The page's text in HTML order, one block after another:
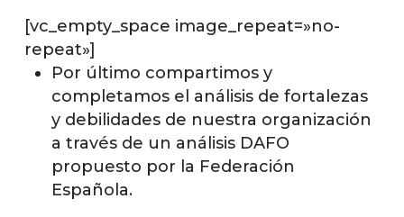
[vc_empty_space image_repeat=»no-
repeat»]
Por último compartimos y
completamos el análisis de fortalezas
y debilidades de nuestra organización
a través de un análisis DAFO
propuesto por la Federación
Española.